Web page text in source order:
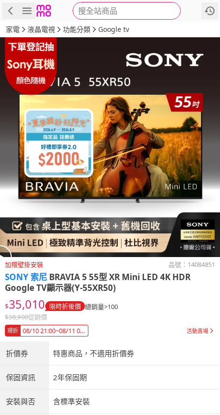
搜全站商品
商品 評價 詳情
家電 液晶電視 功能分類 Google tv
加贈壁掛安裝 品號： 14084851
SONY 索尼 BRAVIA 5 55型 XR Mini LED 4K HDR
Google TV顯示器(Y-55XR50)
$35,010 限時折後價 總銷量>100
$38,900促銷價
現折 08/10 21:00~08/11 09:00 超大牌破盤↘隨時回價 活動賣場
折價券 特惠商品，不適用折價券
保固資訊 2年保固期
安裝與否 含標準安裝